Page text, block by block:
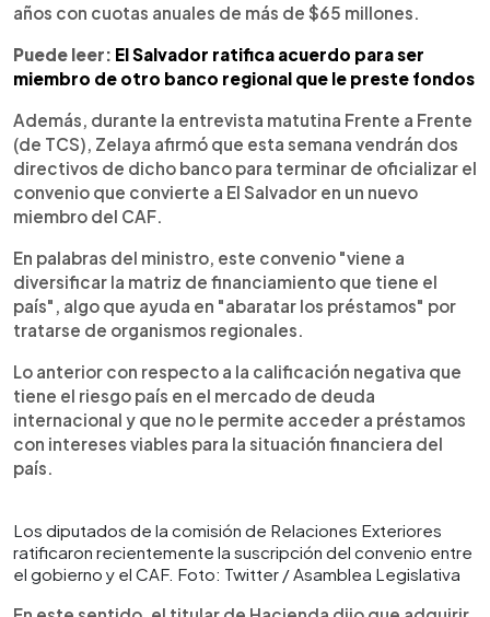
años con cuotas anuales de más de $65 millones.
Puede leer: El Salvador ratifica acuerdo para ser
miembro de otro banco regional que le preste fondos
Además, durante la entrevista matutina Frente a Frente
(de TCS), Zelaya afirmó que esta semana vendrán dos
directivos de dicho banco para terminar de oficializar el
convenio que convierte a El Salvador en un nuevo
miembro del CAF.
En palabras del ministro, este convenio "viene a
diversificar la matriz de financiamiento que tiene el
país", algo que ayuda en "abaratar los préstamos" por
tratarse de organismos regionales.
Lo anterior con respecto a la calificación negativa que
tiene el riesgo país en el mercado de deuda
internacional y que no le permite acceder a préstamos
con intereses viables para la situación financiera del
país.
Los diputados de la comisión de Relaciones Exteriores
ratificaron recientemente la suscripción del convenio entre
el gobierno y el CAF. Foto: Twitter / Asamblea Legislativa